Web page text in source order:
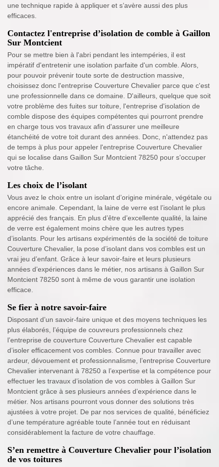
une technique rapide à appliquer et s’avère aussi des plus
efficaces.
Contactez l'entreprise d’isolation de comble à Gaillon
Sur Montcient
Pour se mettre bien à l'abri pendant les intempéries, il est
impératif d'entretenir une isolation parfaite d'un comble. Alors,
pour pouvoir prévenir toute sorte de destruction massive,
choisissez donc l'entreprise Couverture Chevalier parce que c'est
une professionnelle dans ce domaine. D'ailleurs, quelque que soit
votre problème des fuites sur toiture, l'entreprise d'isolation de
comble dispose des équipes compétentes qui pourront prendre
en charge tous vos travaux afin d'assurer une meilleure
étanchéité de votre toit durant des années. Donc, n'attendez pas
de temps à plus pour appeler l'entreprise Couverture Chevalier
qui se localise dans Gaillon Sur Montcient 78250 pour s'occuper
votre tâche.
Les choix de l’isolant
Vous avez le choix entre un isolant d’origine minérale, végétale ou
encore animale. Cependant, la laine de verre est l’isolant le plus
apprécié des français. En plus d’être d’excellente qualité, la laine
de verre est également moins chère que les autres types
d’isolants. Pour les artisans expérimentés de la société de toiture
Couverture Chevalier, la pose d’isolant dans vos combles est un
vrai jeu d’enfant. Grâce à leur savoir-faire et leurs plusieurs
années d’expériences dans le métier, nos artisans à Gaillon Sur
Montcient 78250 sont à même de vous garantir une isolation
efficace.
Se fier à notre savoir-faire
Disposant d’un savoir-faire unique et des moyens techniques les
plus élaborés, l’équipe de couvreurs professionnels chez
l’entreprise de couverture Couverture Chevalier est capable
d’isoler efficacement vos combles. Connue pour travailler avec
ardeur, dévouement et professionnalisme, l’entreprise Couverture
Chevalier intervenant à 78250 a l’expertise et la compétence pour
effectuer les travaux d’isolation de vos combles à Gaillon Sur
Montcient grâce à ses plusieurs années d’expérience dans le
métier. Nos artisans pourront vous donner des solutions très
ajustées à votre projet. De par nos services de qualité, bénéficiez
d’une température agréable toute l’année tout en réduisant
considérablement la facture de votre chauffage.
S’en remettre à Couverture Chevalier pour l’isolation
de vos toitures